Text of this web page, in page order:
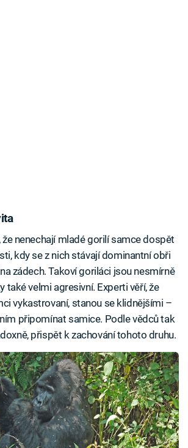
nenechají mladé gorilí samce dospět
kdy se z nich stávají dominantní obři
zádech. Takoví goriláci jsou nesmírně
také velmi agresivní. Experti věří, že
vykastrovaní, stanou se klidnějšími –
připomínat samice. Podle vědců tak
přispět k zachování tohoto druhu.